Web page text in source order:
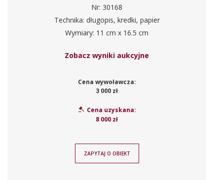
Nr: 30168
Technika: długopis, kredki, papier
Wymiary: 11 cm x 16.5 cm
Zobacz wyniki aukcyjne
Cena wywoławcza:
3 000 zł
Cena uzyskana:
8 000 zł
ZAPYTAJ O OBIEKT